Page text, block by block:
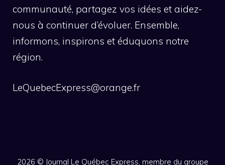
communauté, partagez vos idées et aidez-
nous à continuer d’évoluer. Ensemble,
informons, inspirons et éduquons notre
région.
LeQuebecExpress@orange.fr
2026 © Journal Le Québec Express, membre du groupe